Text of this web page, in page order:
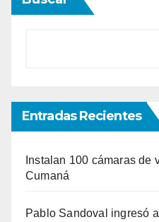
Entradas Recientes
Instalan 100 cámaras de
Cumaná
Pablo Sandoval ingresó